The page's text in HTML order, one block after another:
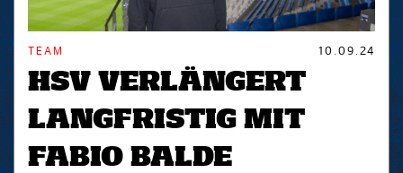
TEAM 10.09.24
HSV VERLÄNGERT
LANGFRISTIG MIT
FABIO BALDE